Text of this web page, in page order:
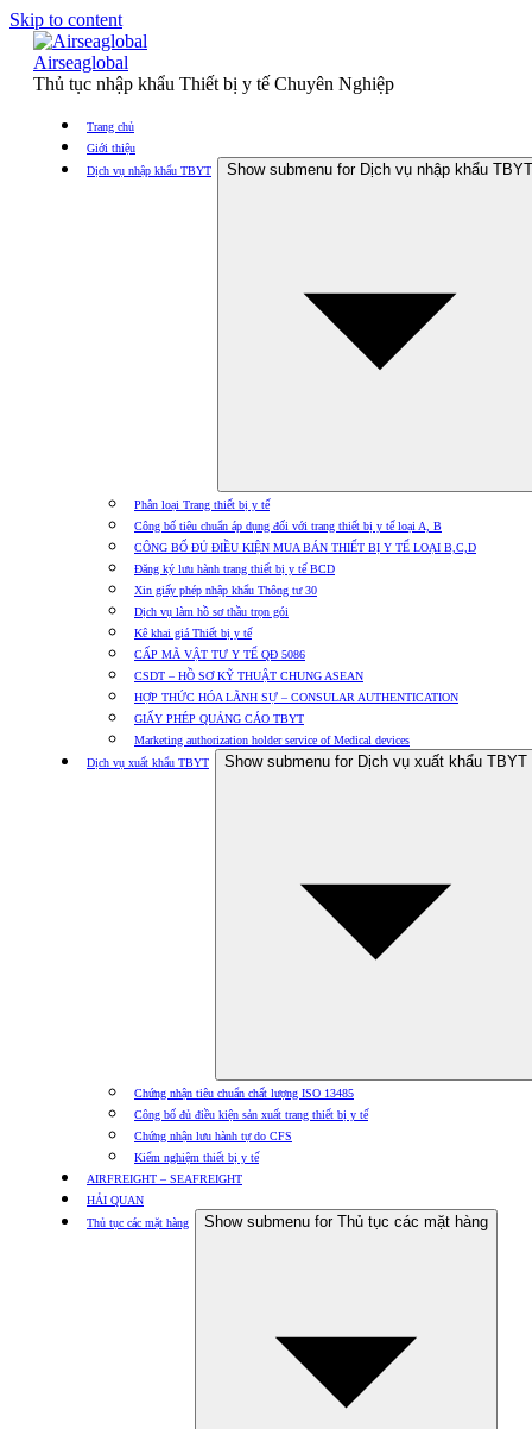
Skip to content
Airseaglobal
Thủ tục nhập khẩu Thiết bị y tế Chuyên Nghiệp
Trang chủ
Giới thiệu
Dịch vụ nhập khẩu TBYT
Show submenu for Dịch vụ nhập khẩu TBYT
Phân loại Trang thiết bị y tế
Công bố tiêu chuẩn áp dụng đối với trang thiết bị y tế loại A, B
CÔNG BỐ ĐỦ ĐIỀU KIỆN MUA BÁN THIẾT BỊ Y TẾ LOẠI B,C,D
Đăng ký lưu hành trang thiết bị y tế BCD
Xin giấy phép nhập khẩu Thông tư 30
Dịch vụ làm hồ sơ thầu trọn gói
Kê khai giá Thiết bị y tế
CẤP MÃ VẬT TƯ Y TẾ QĐ 5086
CSDT – HỒ SƠ KỸ THUẬT CHUNG ASEAN
HỢP THỨC HÓA LÃNH SỰ – CONSULAR AUTHENTICATION
GIẤY PHÉP QUẢNG CÁO TBYT
Marketing authorization holder service of Medical devices
Dịch vụ xuất khẩu TBYT
Show submenu for Dịch vụ xuất khẩu TBYT
Chứng nhận tiêu chuẩn chất lượng ISO 13485
Công bố đủ điều kiện sản xuất trang thiết bị y tế
Chứng nhận lưu hành tự do CFS
Kiểm nghiệm thiết bị y tế
AIRFREIGHT – SEAFREIGHT
HẢI QUAN
Thủ tục các mặt hàng
Show submenu for Thủ tục các mặt hàng